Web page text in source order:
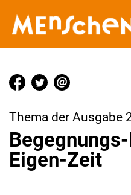
Thema der Ausgabe
Eigen-Zeit